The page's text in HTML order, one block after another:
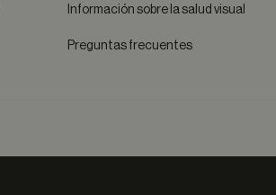
Información sobre la salud visual
Preguntas frecuentes